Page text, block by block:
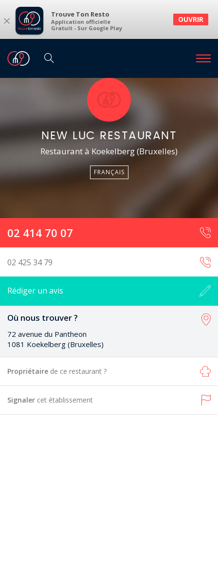
× Trouve Ton Resto
Application officielle
Gratuit - Sur Google Play
OUVRIR
NEW LUC RESTAURANT
Restaurant à Koekelberg (Bruxelles)
FRANÇAIS
02 414 70 07
02 425 34 79
Rédiger un avis
Où nous trouver ?
72 avenue du Pantheon
1081 Koekelberg (Bruxelles)
Propriétaire de ce restaurant ?
Signaler cet établissement